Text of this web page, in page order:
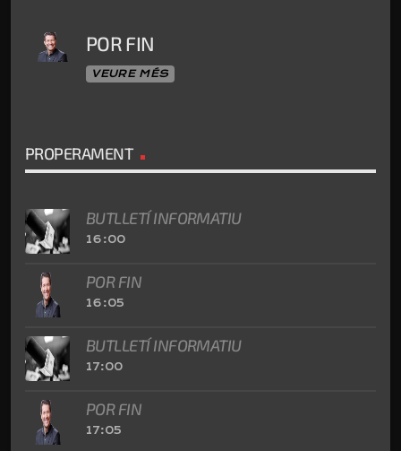
POR FIN
VEURE MÉS
PROPERAMENT
BUTLLETÍ INFORMATIU
16:00
POR FIN
16:05
BUTLLETÍ INFORMATIU
17:00
POR FIN
17:05